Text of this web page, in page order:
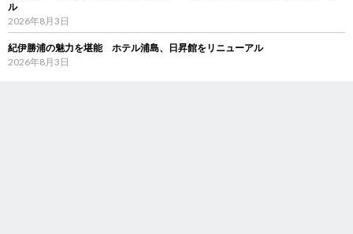
ル
2026年8月3日
紀伊勝浦の魅力を堪能 ホテル浦島、日昇館をリニューアル
2026年8月3日